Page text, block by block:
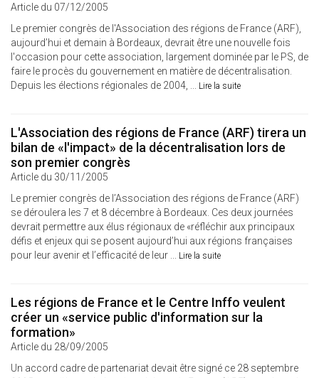
Article du 07/12/2005
Le premier congrès de l'Association des régions de France (ARF),
aujourd’hui et demain à Bordeaux, devrait être une nouvelle fois
l'occasion pour cette association, largement dominée par le PS, de
faire le procès du gouvernement en matière de décentralisation.
Depuis les élections régionales de 2004, ... Lire la suite
L'Association des régions de France (ARF) tirera un
bilan de «l'impact» de la décentralisation lors de
son premier congrès
Article du 30/11/2005
Le premier congrès de l’Association des régions de France (ARF)
se déroulera les 7 et 8 décembre à Bordeaux. Ces deux journées
devrait permettre aux élus régionaux de «réfléchir aux principaux
défis et enjeux qui se posent aujourd’hui aux régions françaises
pour leur avenir et l’efficacité de leur ... Lire la suite
Les régions de France et le Centre Inffo veulent
créer un «service public d'information sur la
formation»
Article du 28/09/2005
Un accord cadre de partenariat devait être signé ce 28 septembre